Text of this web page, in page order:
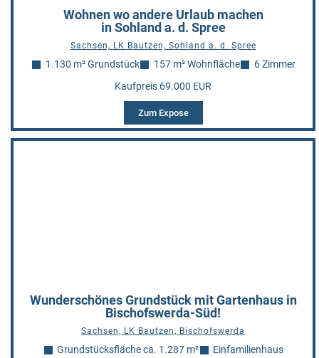
Wohnen wo andere Urlaub machen
in Sohland a. d. Spree
Sachsen, LK Bautzen, Sohland a. d. Spree
1.130 m² Grundstück 157 m² Wohnfläche
6 Zimmer
Kaufpreis 69.000 EUR
Zum Expose
Wunderschönes Grundstück mit Gartenhaus in
Bischofswerda-Süd!
Sachsen, LK Bautzen, Bischofswerda
Grundstücksfläche ca. 1.287 m²
Einfamilienhaus